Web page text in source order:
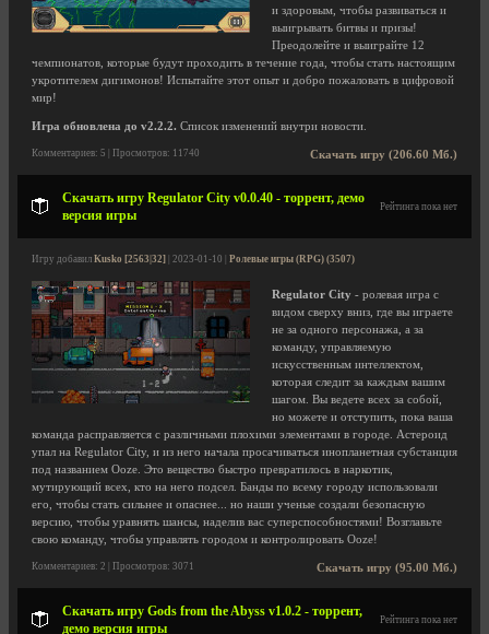
и здоровым, чтобы развиваться и
выигрывать битвы и призы!
Преодолейте и выиграйте 12
чемпионатов, которые будут проходить в течение года, чтобы стать настоящим
укротителем дигимонов! Испытайте этот опыт и добро пожаловать в цифровой
мир!
Игра обновлена до v2.2.2. Список изменений внутри новости.
Скачать игру (206.60 Мб.)
Комментариев: 5 | Просмотров: 11740
Скачать игру Regulator City v0.0.40 - торрент, демо
версия игры
Рейтинга пока нет
Игру добавил Kusko [2563|32] | 2023-01-10 | Ролевые игры (RPG) (3507)
Regulator City - ролевая игра с
видом сверху вниз, где вы играете
не за одного персонажа, а за
команду, управляемую
искусственным интеллектом,
которая следит за каждым вашим
шагом. Вы ведете всех за собой,
но можете и отступить, пока ваша
команда расправляется с различными плохими элементами в городе. Астероид
упал на Regulator City, и из него начала просачиваться инопланетная субстанция
под названием Ooze. Это вещество быстро превратилось в наркотик,
мутирующий всех, кто на него подсел. Банды по всему городу использовали
его, чтобы стать сильнее и опаснее... но наши ученые создали безопасную
версию, чтобы уравнять шансы, наделив вас суперспособностями! Возглавьте
свою команду, чтобы управлять городом и контролировать Ooze!
Скачать игру (95.00 Мб.)
Комментариев: 2 | Просмотров: 3071
Скачать игру Gods from the Abyss v1.0.2 - торрент,
демо версия игры
Рейтинга пока нет